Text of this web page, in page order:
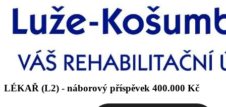
LÉKAŘ (L2) - náborový příspěvek 400.000 Kč